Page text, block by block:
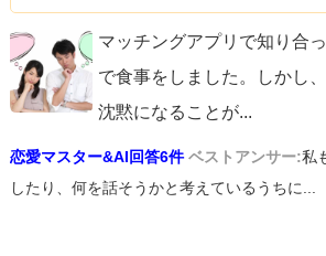
マッチングアプリで知り合
で食事をしました。しかし
沈黙になることが...
恋愛マスター&AI回答6件 ベストアンサー:私
したり、何を話そうかと考えているうちに...